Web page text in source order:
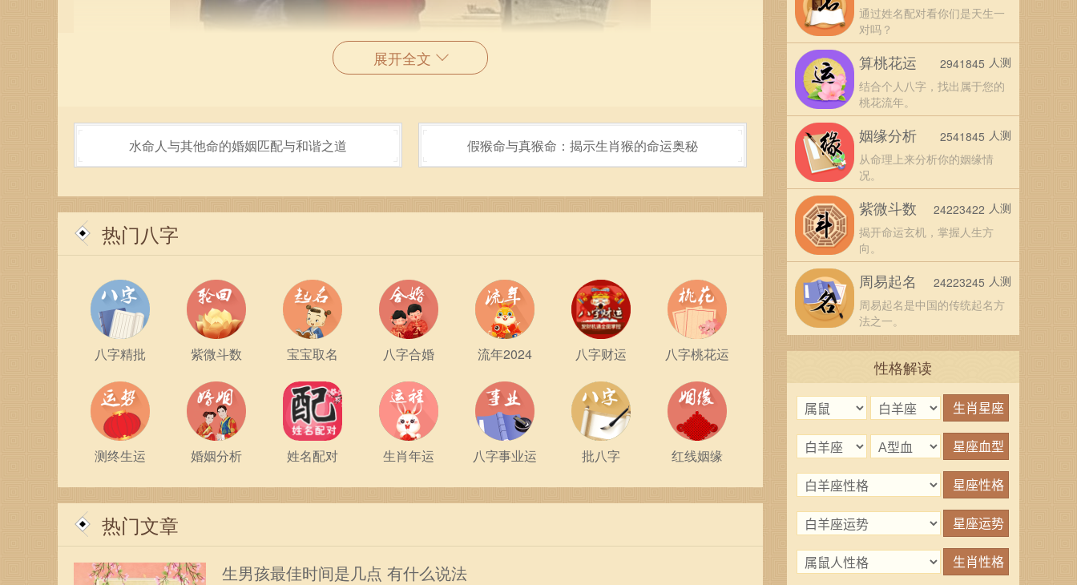
而海水命则可以为城头土命者注入活力。海洋的广阔和无穷的可能性，能够激励土命的人走出舒适区，探索新的领域。
更进一步看，在情感的层面上，城头土命与海水命亦可相互融汇。土命的人通常比较内敛，倾向于深思熟虑，而水命的
过水命者的影响，学会更好地表达自己的情感，而水命者也能在城头土命的影响下，渐渐找到内心的平衡。
当然，他们之间的结合也并非没有挑战。土命的稳定与水命的变化之间，有时会产生冲突。例如，当水命的人想要冒险
通与理解，双方能够找到一个共赢的解决方案，让彼此的优点得以最大化发挥。
在选择伴侣或合作伙伴时，城头土命和海水命的人都应注意彼此的优点和缺点。秉持开放的心态，他们能够充分利用各
自的优势，实现双赢。在家庭关系中，水命的乐观态度能够调动土命的情绪，而土命的稳重则为水命提供了安全感，从
总之，城头土命与海水命的结合丰富而复杂，既有互补的和谐美也包含挑战的可能性。通过彼此的理解、包容与沟通，
这两种命格可以携手走出一条和谐、富有成效的道路。在这个过程中，彼此的成长与蜕变，让生活的每一个瞬间都更加
精彩与充实。
在命理学的世界中，城头土命与海水命的探讨，无疑为我们打开了一扇窗，让我们看到人与人之间深刻的联系与互动。
正如五行之间的相生相克，唯有不断探索，才能在生命的旅途中实现更好的自我。
展开全文
水命人与其他命的婚姻匹配与和谐之道 假猴命与真猴命：揭示生肖猴的命运奥秘
热门八字
八字精批 紫微斗数 宝宝取名 八字合婚 流年2024 八字财运 八字桃花运
测终生运 婚姻分析 姓名配对 生肖年运 八字事业运 批八字 红线姻缘
热门文章
生男孩最佳时间是几点 有什么说法
通过姓名配对看你们是天生一
对吗？
算桃花运
结合个人八字，找出属于您的
桃花流年。
2941845 人测
姻缘分析
从命理上来分析你的姻缘情
况。
2541845 人测
紫微斗数
揭开命运玄机，掌握人生方
向。
24223422 人测
周易起名
周易起名是中国的传统起名方
法之一。
24223245 人测
性格解读